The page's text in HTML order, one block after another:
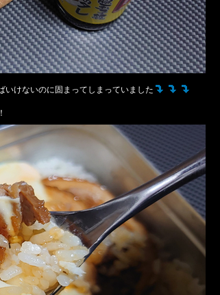
いけないのに固まってしまっていました